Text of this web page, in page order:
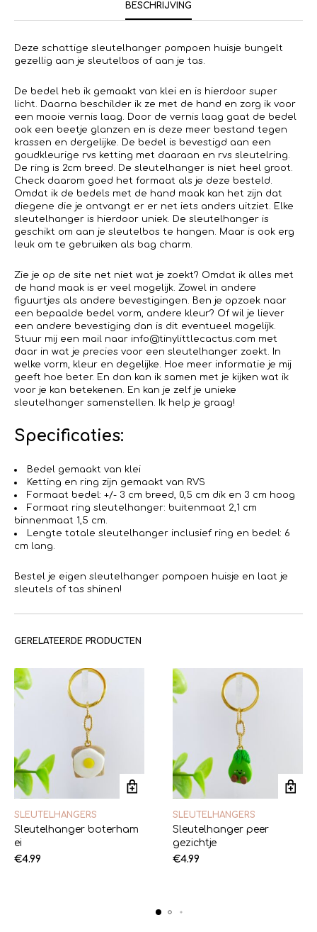
BESCHRIJVING
Deze schattige sleutelhanger pompoen huisje bungelt
gezellig aan je sleutelbos of aan je tas.
De bedel heb ik gemaakt van klei en is hierdoor super
licht. Daarna beschilder ik ze met de hand en zorg ik voor
een mooie vernis laag. Door de vernis laag gaat de bedel
ook een beetje glanzen en is deze meer bestand tegen
krassen en dergelijke. De bedel is bevestigd aan een
goudkleurige rvs ketting met daaraan en rvs sleutelring.
De ring is 2cm breed. De sleutelhanger is niet heel groot.
Check daarom goed het formaat als je deze besteld.
Omdat ik de bedels met de hand maak kan het zijn dat
diegene die je ontvangt er er net iets anders uitziet. Elke
sleutelhanger is hierdoor uniek. De sleutelhanger is
geschikt om aan je sleutelbos te hangen. Maar is ook erg
leuk om te gebruiken als bag charm.
Zie je op de site net niet wat je zoekt? Omdat ik alles met
de hand maak is er veel mogelijk. Zowel in andere
figuurtjes als andere bevestigingen. Ben je opzoek naar
een bepaalde bedel vorm, andere kleur? Of wil je liever
een andere bevestiging dan is dit eventueel mogelijk.
Stuur mij een mail naar info@tinylittlecactus.com met
daar in wat je precies voor een sleutelhanger zoekt. In
welke vorm, kleur en degelijke. Hoe meer informatie je mij
geeft hoe beter. En dan kan ik samen met je kijken wat ik
voor je kan betekenen. En kan je zelf je unieke
sleutelhanger samenstellen. Ik help je graag!
Specificaties:
Bedel gemaakt van klei
Ketting en ring zijn gemaakt van RVS
Formaat bedel: +/- 3 cm breed, 0,5 cm dik en 3 cm hoog
Formaat ring sleutelhanger: buitenmaat 2,1 cm
binnenmaat 1,5 cm.
Lengte totale sleutelhanger inclusief ring en bedel: 6
cm lang.
Bestel je eigen sleutelhanger pompoen huisje en laat je
sleutels of tas shinen!
GERELATEERDE PRODUCTEN
SLEUTELHANGERS
Sleutelhanger boterham
ei
€4.99
SLEUTELHANGERS
Sleutelhanger peer
gezichtje
€4.99